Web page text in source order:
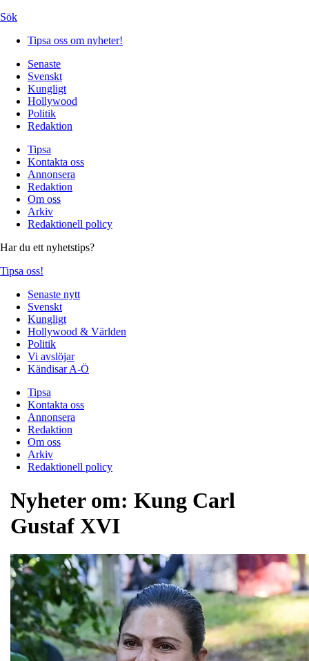
Sök
Tipsa oss om nyheter!
Senaste
Svenskt
Kungligt
Hollywood
Politik
Redaktion
Tipsa
Kontakta oss
Annonsera
Redaktion
Om oss
Arkiv
Redaktionell policy
Har du ett nyhetstips?
Tipsa oss!
Senaste nytt
Svenskt
Kungligt
Hollywood & Världen
Politik
Vi avslöjar
Kändisar A-Ö
Tipsa
Kontakta oss
Annonsera
Redaktion
Om oss
Arkiv
Redaktionell policy
Nyheter om: Kung Carl
Gustaf XVI